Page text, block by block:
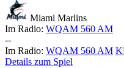
Miami Marlins
Im Radio: WQAM 560 AM
--
Im Radio: WQAM 560 AM
Details zum Spiel